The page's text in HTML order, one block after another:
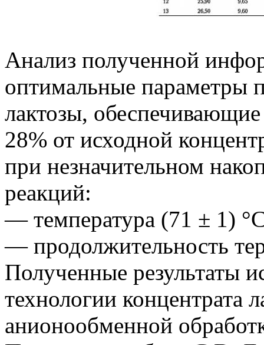
Анализ полученной
оптимальные параметры
лактозы,
28% от исходной
при незначительном
реакций:
— температура (71 ± 1)
— продолжительность
Полученные результаты
технологии концентрата
анионообменной